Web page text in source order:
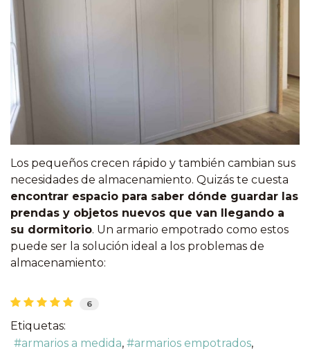
Los pequeños crecen rápido y también cambian sus
necesidades de almacenamiento. Quizás te cuesta
encontrar espacio para saber dónde guardar las
prendas y objetos nuevos que van llegando a
su dormitorio. Un armario empotrado como estos
puede ser la solución ideal a los problemas de
almacenamiento:
6
Etiquetas:
armarios a medida
armarios empotrados